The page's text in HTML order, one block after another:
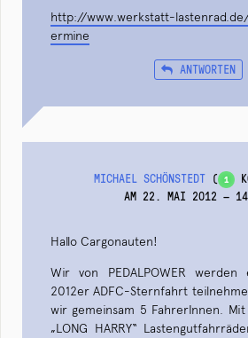
http://www.werkstatt-
ermine
ANTWORTEN
MICHAEL SCHÖNSTEDT ( 1
AM 22. MAI 2012 —
Hallo Cargonauten!
Wir von PEDALPOWER
2012er ADFC-Sternfahrt
wir gemeinsam 5 FahrerInnen.
„LONG HARRY“